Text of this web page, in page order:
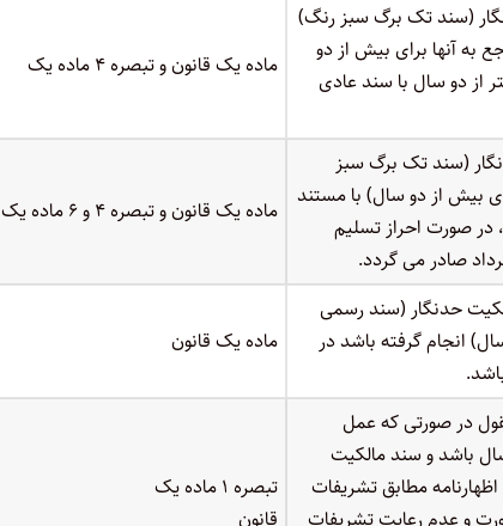
(سند تک برگ سبز رنگ)
به آنها برای بیش از دو
از دو سال با سند عادی
ماده یک قانون و تبصره ۴ ماده یک
(سند تک برگ سبز
بیش از دو سال) با مستند
صورت احراز تسلیم
صادر می گردد.
ماده یک قانون و تبصره ۴ و ۶ ماده یک
حدنگار (سند رسمی
انجام گرفته باشد در
ماده یک قانون
در صورتی که عمل
باشد و سند مالکیت
مطابق تشریفات
و عدم رعایت تشریفات
تبصره ۱ ماده یک
قانون